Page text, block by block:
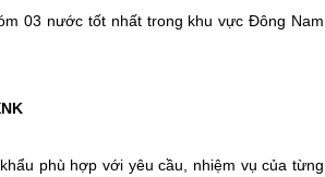
03 nước tốt nhất trong khu vực Đông Nam
phù hợp với yêu cầu, nhiệm vụ của từng